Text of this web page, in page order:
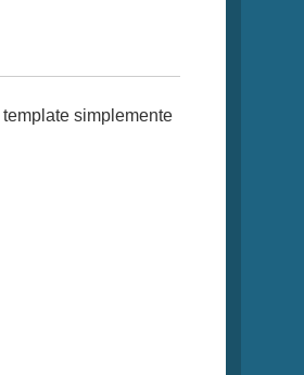
simplemente